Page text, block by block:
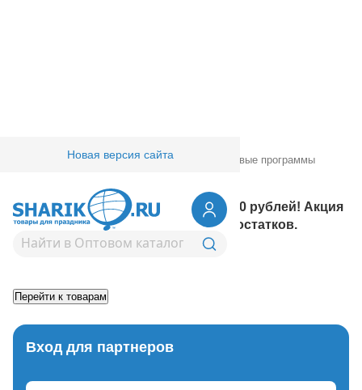
Новая версия сайта
Товары для праздника/ Маркетинговые программы
31.03.2025 17:16:36
Финальное предложение! Всё по 60 рублей! Акция
действует до полной распродажи остатков.
Возврат к списку новостей
Вход для партнеров